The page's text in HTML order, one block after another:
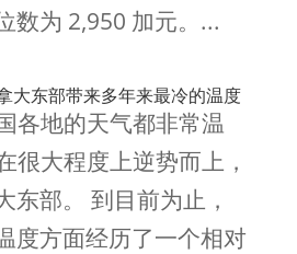
数为 2,950 加元。...
大东部带来多年来最冷的温度
各地的天气都非常温
很大程度上逆势而上，
东部。 到目前为止，
度方面经历了一个相对